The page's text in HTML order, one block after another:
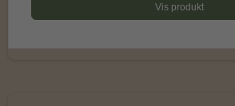
Vis produkt